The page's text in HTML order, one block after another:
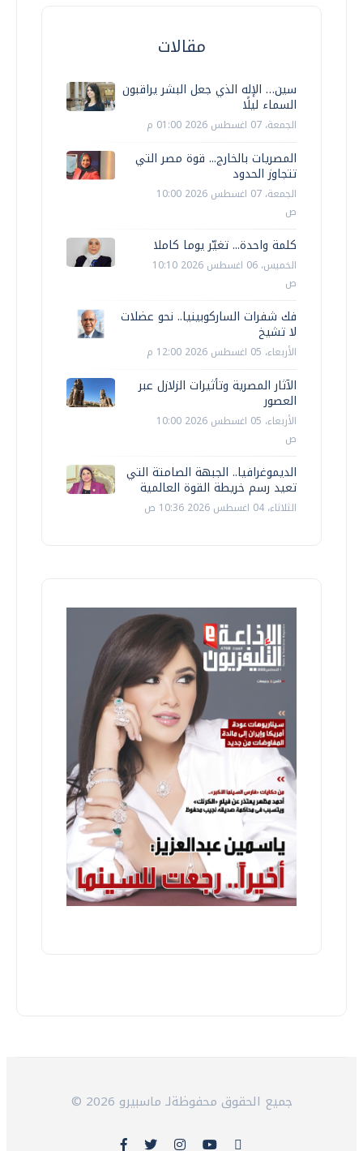
مقالات
سين… الإله الذي جعل البشر يراقبون
السماء ليلًا
الجمعة، 07 اغسطس 2026 01:00 م
المصريات بالخارج... قوة مصر التي
تتجاوز الحدود
الجمعة، 07 اغسطس 2026 10:00
ص
كلمة واحدة... تغيّر يوما كاملا
الخميس، 06 اغسطس 2026 10:10
ص
فك شفرات الساركوبينيا.. نحو عضلات
لا تشيخ
الأربعاء، 05 اغسطس 2026 12:00 م
الآثار المصرية وتأثيرات الزلازل عبر
العصور
الأربعاء، 05 اغسطس 2026 10:00
ص
الديموغرافيا.. الجبهة الصامتة التي
تعيد رسم خريطة القوة العالمية
الثلاثاء، 04 اغسطس 2026 10:36 ص
© 2026 جميع الحقوق محفوظةلـ ماسبيرو